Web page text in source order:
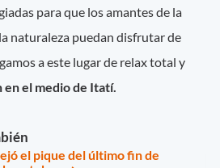
para que los amantes de la
naturaleza puedan disfrutar de
a este lugar de relax total y
en el medio de Itatí.
el pique del último fin de